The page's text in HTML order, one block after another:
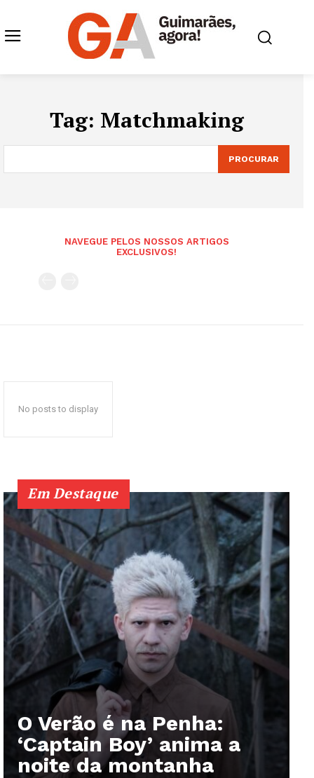
Tag: Matchmaking
PROCURAR
NAVEGUE PELOS NOSSOS ARTIGOS
EXCLUSIVOS!
No posts to display
Em Destaque
O Verão é na Penha:
‘Captain Boy’ anima a
noite da montanha